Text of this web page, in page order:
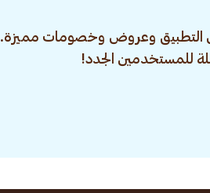
التطبيق وعروض وخصومات مميزة.
للمستخدمين الجدد!